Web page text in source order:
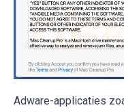
Adware-applicaties